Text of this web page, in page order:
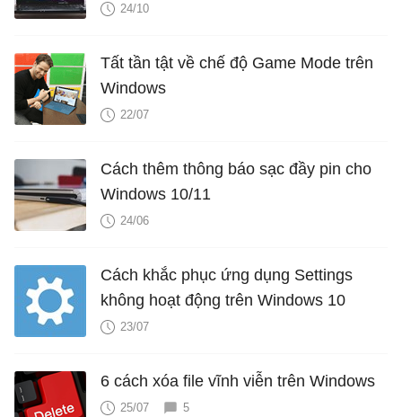
24/10
Tất tần tật về chế độ Game Mode trên
Windows
22/07
Cách thêm thông báo sạc đầy pin cho
Windows 10/11
24/06
Cách khắc phục ứng dụng Settings
không hoạt động trên Windows 10
23/07
6 cách xóa file vĩnh viễn trên Windows
25/07 5